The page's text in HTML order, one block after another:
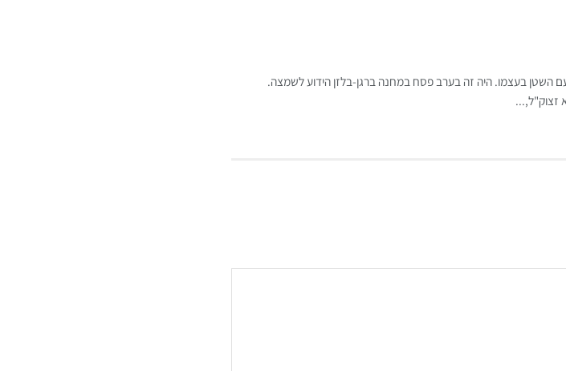
בעצמו. היה זה בערב פסח במחנה ברגן-בלזן הידוע לשמצה.
זצוק"ל,...